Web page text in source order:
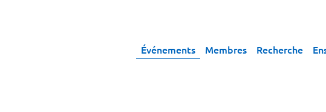
Événements Membres Recherche